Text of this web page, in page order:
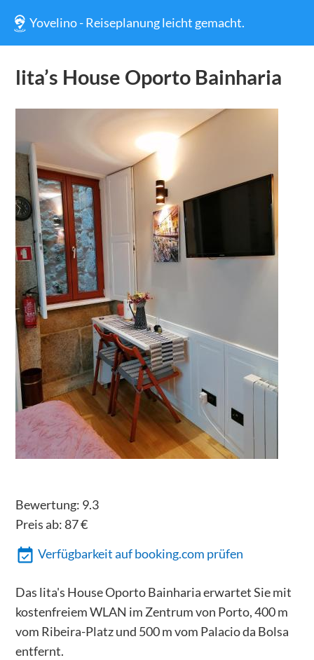
Yovelino - Reiseplanung leicht gemacht.
lita’s House Oporto Bainharia
Bewertung: 9.3
Preis ab: 87€
Verfügbarkeit auf booking.com prüfen
Das lita's House Oporto Bainharia erwartet Sie mit
kostenfreiem WLAN im Zentrum von Porto, 400 m
vom Ribeira-Platz und 500 m vom Palacio da Bolsa
entfernt.